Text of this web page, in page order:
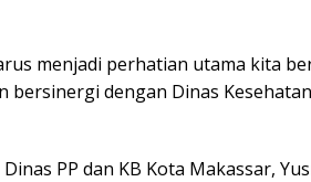
menjadi perhatian utama kita
dengan Dinas
PP dan KB Kota Makassar,